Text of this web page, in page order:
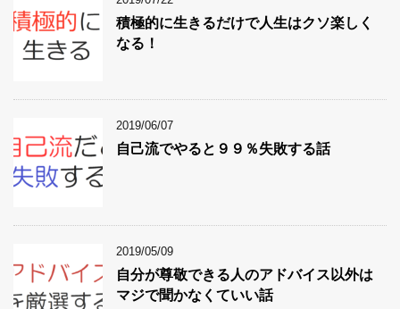
積極的に生きるだけで人生はクソ楽しく
なる！
2019/06/07
自己流でやると９９％失敗する話
2019/05/09
自分が尊敬できる人のアドバイス以外は
マジで聞かなくていい話